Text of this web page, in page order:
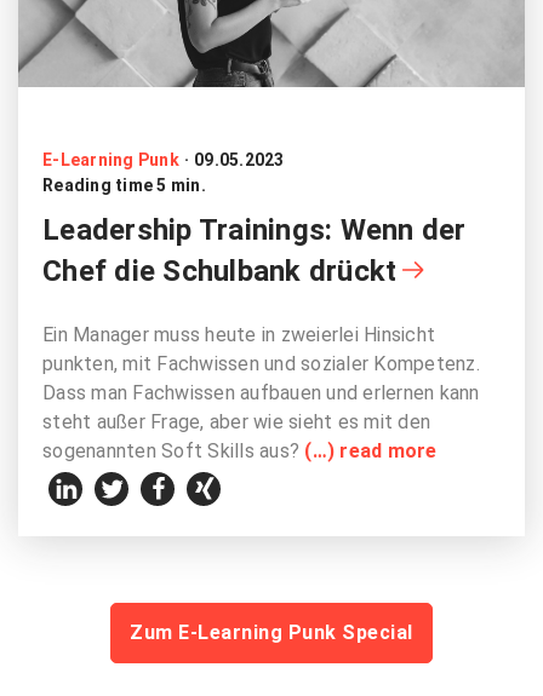
E-Learning Punk · 09.05.2023
Reading time 5 min.
Leadership Trainings: Wenn der
Chef die Schulbank drückt
Ein Manager muss heute in zweierlei Hinsicht
punkten, mit Fachwissen und sozialer Kompetenz.
Dass man Fachwissen aufbauen und erlernen kann
steht außer Frage, aber wie sieht es mit den
sogenannten Soft Skills aus? (…) read more
Zum E-Learning Punk Special